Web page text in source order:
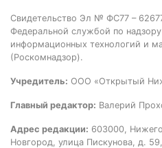
Свидетельство Эл № ФС77 –
Федеральной службой по надзору
информационных технологий и
(Роскомнадзор).
Учредитель: ООО «Открытый
Главный редактор: Валерий
Адрес редакции: 603000,
Новгород, улица Пискунова, д.